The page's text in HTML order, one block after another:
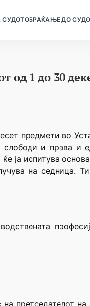
СУДОТОБРАЌАЊЕ ДО
од 1 до 30
предмети во
и права и
ја испитува
на седница.
претседателот